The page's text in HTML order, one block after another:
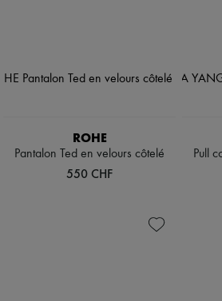
ROHE
Pantalon Ted en velours côtelé
550 CHF
Pull